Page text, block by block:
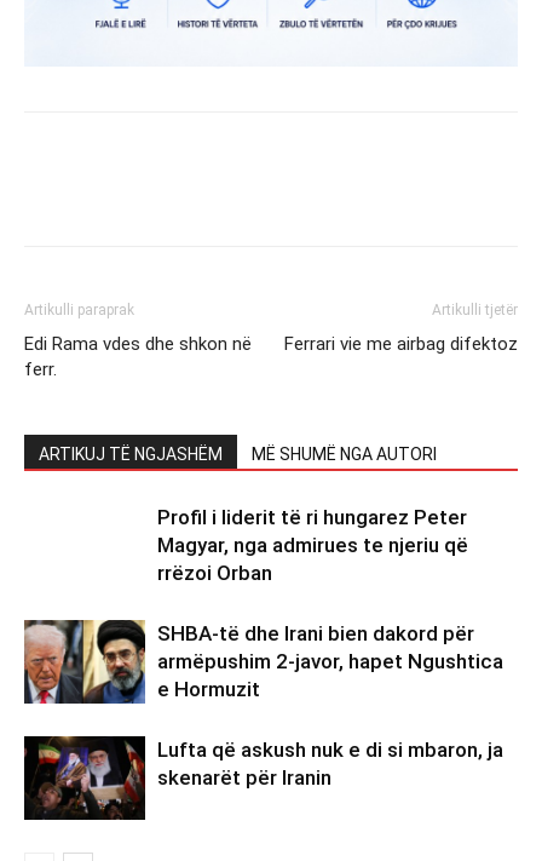
Artikulli paraprak
Edi Rama vdes dhe shkon në
ferr.
Artikulli tjetër
Ferrari vie me airbag difektoz
ARTIKUJ TË NGJASHËM MË SHUMË NGA AUTORI
Profil i liderit të ri hungarez Peter
Magyar, nga admirues te njeriu që
rrëzoi Orban
SHBA-të dhe Irani bien dakord për
armëpushim 2-javor, hapet Ngushtica
e Hormuzit
Lufta që askush nuk e di si mbaron, ja
skenarët për Iranin